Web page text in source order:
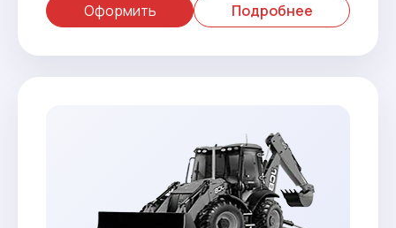
Оформить
Подробнее